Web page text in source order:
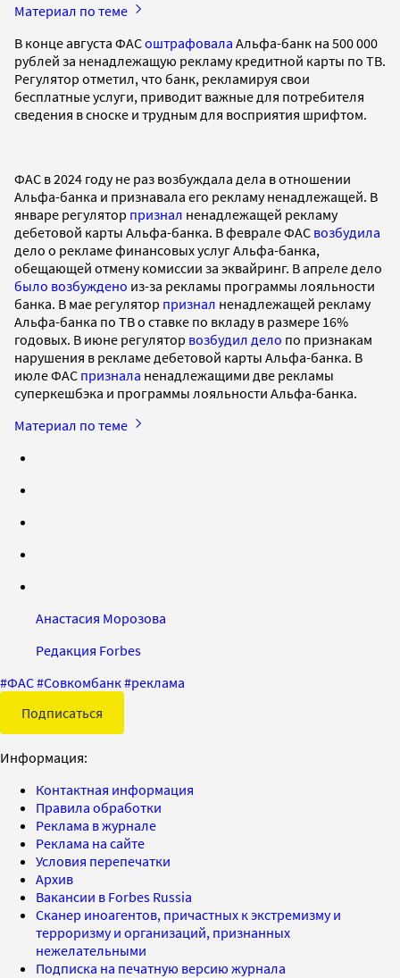
Материал по теме
В конце августа ФАСоштрафовала Альфа-банк на 500 000
рублей за ненадлежащую рекламу кредитной карты по ТВ.
Регулятор отметил, что банк, рекламируя свои
бесплатные услуги, приводит важные для потребителя
сведения в сноске и трудным для восприятия шрифтом.
ФАС в 2024 году не раз возбуждала дела в отношении
Альфа-банка и признавала его рекламу ненадлежащей. В
январе регулятор признал ненадлежащей рекламу
дебетовой карты Альфа-банка. В феврале ФАС возбудила
дело о рекламе финансовых услуг Альфа-банка,
обещающей отмену комиссии за эквайринг. В апреле дело
было возбуждено из-за рекламы программы лояльности
банка. В мае регулятор признал ненадлежащей рекламу
Альфа-банка по ТВ о ставке по вкладу в размере 16%
годовых. В июне регулятор возбудил дело по признакам
нарушения в рекламе дебетовой карты Альфа-банка. В
июле ФАС признала ненадлежащими две рекламы
суперкешбэка и программы лояльности Альфа-банка.
Материал по теме
Анастасия Морозова
Редакция Forbes
#ФАС#Совкомбанк#реклама
Подписаться
Информация:
Контактная информация
Правила обработки
Реклама в журнале
Реклама на сайте
Условия перепечатки
Архив
Вакансии в Forbes Russia
Сканер иноагентов, причастных к экстремизму и
терроризму и организаций, признанных
нежелательными
Подписка на печатную версию журнала